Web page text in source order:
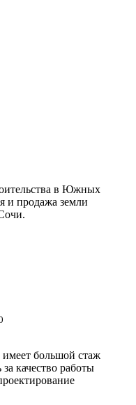
в Южных
и продажа земли
большой стаж
качество работы